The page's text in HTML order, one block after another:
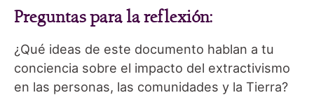
Preguntas para la reflexión:
¿Qué ideas de este documento hablan a tu
conciencia sobre el impacto del extractivismo
en las personas, las comunidades y la Tierra?